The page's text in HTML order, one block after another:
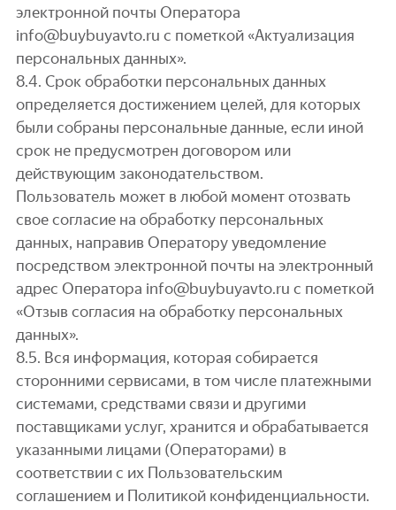
электронной почты Оператора
info@buybuyavto.ru с пометкой «Актуализация
персональных данных».
8.4. Срок обработки персональных данных
определяется достижением целей, для которых
были собраны персональные данные, если иной
срок не предусмотрен договором или
действующим законодательством.
Пользователь может в любой момент отозвать
свое согласие на обработку персональных
данных, направив Оператору уведомление
посредством электронной почты на электронный
адрес Оператора info@buybuyavto.ru с пометкой
«Отзыв согласия на обработку персональных
данных».
8.5. Вся информация, которая собирается
сторонними сервисами, в том числе платежными
системами, средствами связи и другими
поставщиками услуг, хранится и обрабатывается
указанными лицами (Операторами) в
соответствии с их Пользовательским
соглашением и Политикой конфиденциальности.